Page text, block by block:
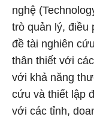
nghệ
trò quản lý, điều
đề tài nghiên
thân thiết với
với khả năng
cứu và thiết lập
với các tỉnh,